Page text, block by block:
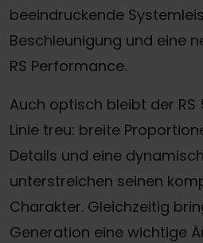
beeindruckende
Beschleunigung und eine
RS Performance.
Auch optisch bleibt der
Linie treu: breite
Details und eine
unterstreichen seinen
Charakter. Gleichzeitig
Generation eine wichtige